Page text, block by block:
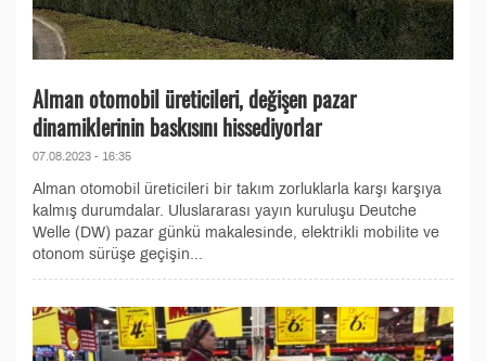
Alman otomobil üreticileri, değişen pazar
dinamiklerinin baskısını hissediyorlar
07.08.2023 - 16:35
Alman otomobil üreticileri bir takım zorluklarla karşı karşıya
kalmış durumdalar. Uluslararası yayın kuruluşu Deutche
Welle (DW) pazar günkü makalesinde, elektrikli mobilite ve
otonom sürüşe geçişin...